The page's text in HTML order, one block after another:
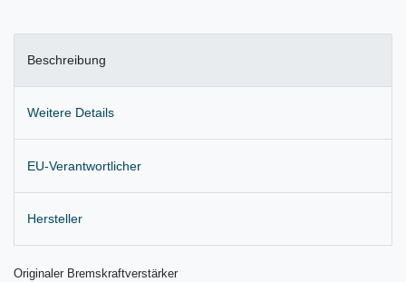
Beschreibung
Weitere Details
EU-Verantwortlicher
Hersteller
Originaler Bremskraftverstärker